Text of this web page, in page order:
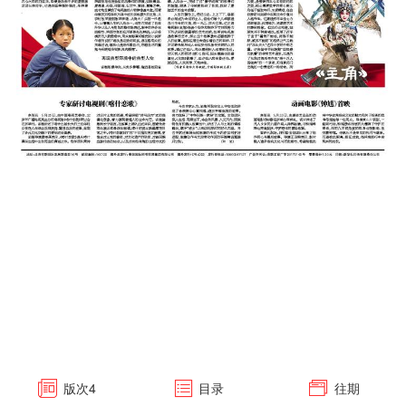
版次4 目录 往期